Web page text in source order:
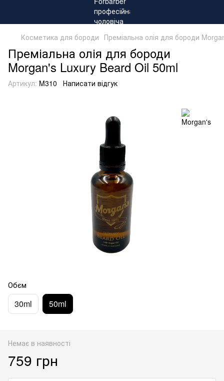
Косметика для бороди Преміальна олія для бороди
Преміальна олія для бороди
Morgan's Luxury Beard Oil 50ml
Артикул: M310 Написати відгук
Обєм
30ml 50ml
Немає в наявності
759 грн